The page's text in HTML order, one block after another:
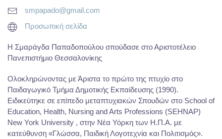
smpapado@gmail.com
Προσωπική σελίδα
H Σμαράγδα Παπαδοπούλου σπούδασε στο Αριστοτέλειο
Πανεπιστήμιο Θεσσαλονίκης
Ολοκληρώνοντας με Άριστα το πρώτο της πτυχίο στο
Παιδαγωγικό Τμήμα Δημοτικής Εκπαίδευσης (1990).
Ειδικεύτηκε σε επίπεδο μεταπτυχιακών Σπουδών στο School of
Education, Health, Nursing and Arts Professions (SEHNAP)
New York University , στην Νέα Υόρκη των Η.Π.Α. με
κατεύθυνση «Γλώσσα, Παιδική Λογοτεχνία και Πολιτισμός».